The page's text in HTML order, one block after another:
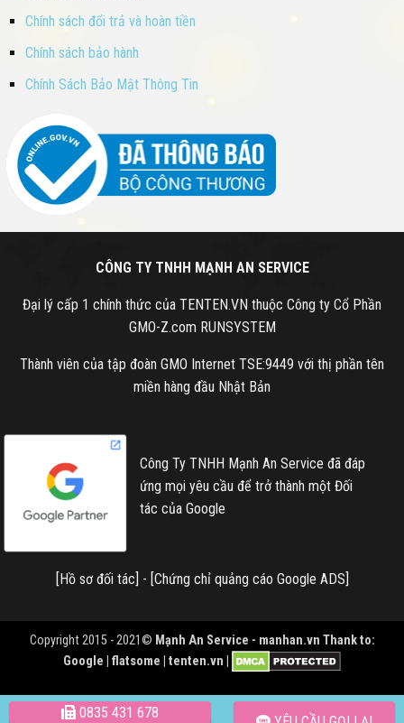
Chính sách đổi trả và hoàn tiền
Chính sách bảo hành
Chính Sách Bảo Mật Thông Tin
CÔNG TY TNHH MẠNH AN SERVICE
Đại lý cấp 1 chính thức của TENTEN.VN thuộc Công ty Cổ Phần
GMO-Z.com RUNSYSTEM
Thành viên của tập đoàn GMO Internet TSE:9449 với thị phần tên
miền hàng đầu Nhật Bản
Công Ty TNHH Mạnh An Service đã đáp
ứng mọi yêu cầu để trở thành một Đối
tác của Google
[Hồ sơ đối tác] - [Chứng chỉ quảng cáo Google ADS]
Copyright 2015 - 2021© Mạnh An Service - manhan.vn Thank to:
Google | flatsome | tenten.vn |
0835 431 678